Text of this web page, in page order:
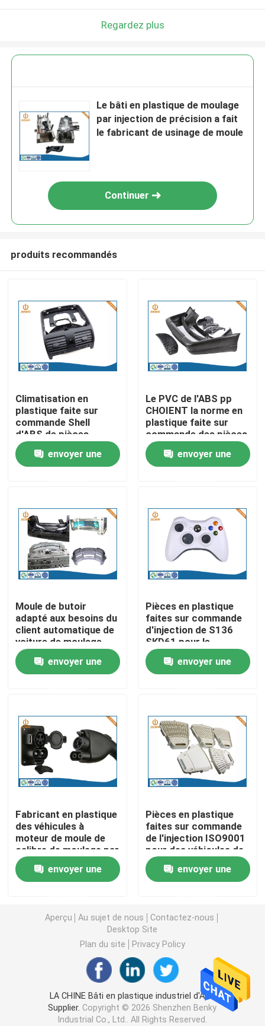
Aperçu
Produits
Visite d'usine
Contrôle de la qualité
Contact
nouvelles
Pièces de rechange d'EV
Pièces de usinage de commande numérique par
Pièces de fraisage de commande numérique par
Clôtures électroniques faites sur commande
Moulages par injection en plastique
la lingotière de moulage mécanique sous pression
Les pièces d'auto de moulage mécanique sous
Regardez plus
Le bâti en plastique de moulage
par injection de précision a fait
le fabricant de usinage de moule
Continuer
produits recommandés
Climatisation en
plastique faite sur
commande Shell
d'ABS de pièces
d'injection de Nak80
P20
envoyer une
Le PVC de l'ABS pp
CHOIENT la norme en
plastique faite sur
commande des pièces
LKM HASCO de
l'injection PA66
envoyer une
Moule de butoir
adapté aux besoins du
client automatique de
voiture de moulage
par injection de HDPE
de PVC d'unité
centrale d'ABS
envoyer une
Pièces en plastique
faites sur commande
d'injection de S136
SKD61 pour le
contrôleur sans fil de
jeu
envoyer une
Fabricant en plastique
des véhicules à
moteur de moule de
calibre de moulage par
injection d'ODM d'OEM
envoyer une
Pièces en plastique
faites sur commande
de l'injection ISO9001
pour des véhicules de
New Energy
envoyer une
Aperçu Au sujet de nous
Contactez-nous
Desktop Site
Plan du site
Privacy Policy
LA CHINE Bâti en plastique industriel d'ABS
Supplier. Copyright © 2026 Shenzhen Benky
Industrial Co., Ltd.. All Rights Reserved.